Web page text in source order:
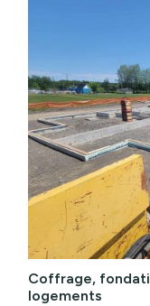
Coffrage,
logements